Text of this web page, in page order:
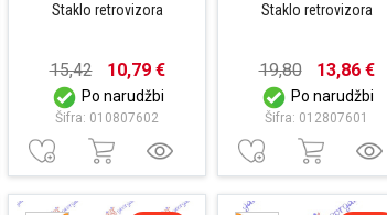
Staklo retrovizora
15,42 10,79 €
Po narudžbi
Šifra: 010807602
Staklo retrovizora
19,80 13,86 €
Po narudžbi
Šifra: 012807601